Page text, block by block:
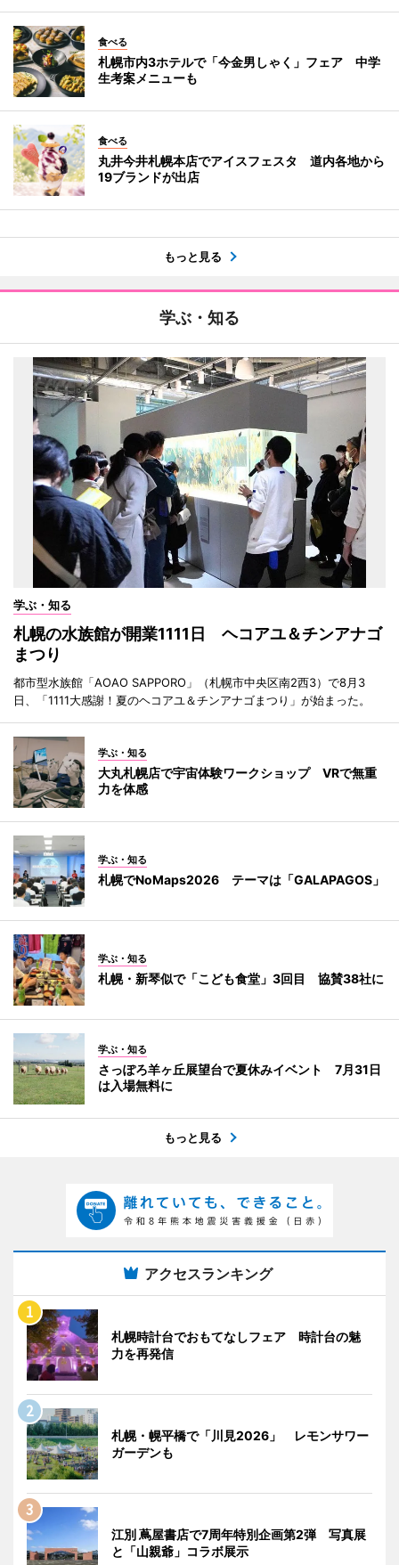
食べる
札幌市内3ホテルで「今金男しゃく」フェア 中学
生考案メニューも
食べる
丸井今井札幌本店でアイスフェスタ 道内各地から
19ブランドが出店
もっと見る
学ぶ・知る
学ぶ・知る
札幌の水族館が開業1111日 ヘコアユ＆チンアナゴ
まつり
都市型水族館「AOAO SAPPORO」（札幌市中央区南2西3）で8月3
日、「1111大感謝！夏のヘコアユ＆チンアナゴまつり」が始まった。
学ぶ・知る
大丸札幌店で宇宙体験ワークショップ VRで無重
力を体感
学ぶ・知る
札幌でNoMaps2026 テーマは「GALAPAGOS」
学ぶ・知る
札幌・新琴似で「こども食堂」3回目 協賛38社に
学ぶ・知る
さっぽろ羊ヶ丘展望台で夏休みイベント 7月31日
は入場無料に
もっと見る
アクセスランキング
札幌時計台でおもてなしフェア 時計台の魅
力を再発信
札幌・幌平橋で「川見2026」 レモンサワー
ガーデンも
江別 蔦屋書店で7周年特別企画第2弾 写真展
と「山親爺」コラボ展示